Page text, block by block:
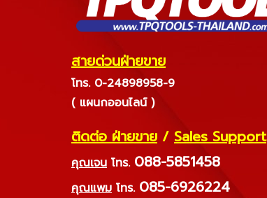
สายด่วนฝ่ายขาย
โทร. 0-24898958-9
( แผนกออนไลน์ )
ติดต่อ ฝ่ายขาย / Sales Support
คุณเจน โทร. 088-5851458
คุณแพม โทร. 085-6926224